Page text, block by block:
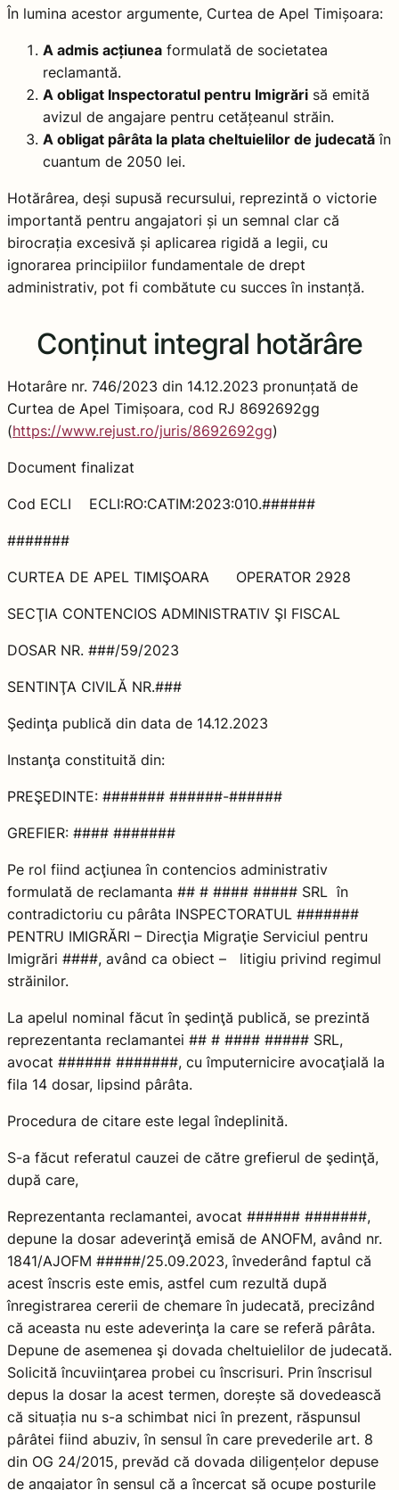
În lumina acestor argumente, Curtea de Apel Timișoara:
A admis acțiunea formulată de societatea
reclamantă.
A obligat Inspectoratul pentru Imigrări să emită
avizul de angajare pentru cetățeanul străin.
A obligat pârâta la plata cheltuielilor de judecată în
cuantum de 2050 lei.
Hotărârea, deși supusă recursului, reprezintă o victorie
importantă pentru angajatori și un semnal clar că
birocrația excesivă și aplicarea rigidă a legii, cu
ignorarea principiilor fundamentale de drept
administrativ, pot fi combătute cu succes în instanță.
Conținut integral hotărâre
Hotarâre nr. 746/2023 din 14.12.2023 pronunțată de
Curtea de Apel Timișoara, cod RJ 8692692gg
(https://www.rejust.ro/juris/8692692gg)
Document finalizat
Cod ECLI ECLI:RO:CATIM:2023:010.######
#######
CURTEA DE APEL TIMIŞOARA OPERATOR 2928
SECŢIA CONTENCIOS ADMINISTRATIV ŞI FISCAL
DOSAR NR. ###/59/2023
SENTINŢA CIVILĂ NR.###
Şedinţa publică din data de 14.12.2023
Instanţa constituită din:
PREŞEDINTE: ####### ######-######
GREFIER: #### #######
Pe rol fiind acţiunea în contencios administrativ
formulată de reclamanta ## # #### ##### SRL în
contradictoriu cu pârâta INSPECTORATUL #######
PENTRU IMIGRĂRI – Direcţia Migraţie Serviciul pentru
Imigrări ####, având ca obiect – litigiu privind regimul
străinilor.
La apelul nominal făcut în şedinţă publică, se prezintă
reprezentanta reclamantei ## # #### ##### SRL,
avocat ###### #######, cu împuternicire avocaţială la
fila 14 dosar, lipsind pârâta.
Procedura de citare este legal îndeplinită.
S-a făcut referatul cauzei de către grefierul de şedinţă,
după care,
Reprezentanta reclamantei, avocat ###### #######,
depune la dosar adeverinţă emisă de ANOFM, având nr.
1841/AJOFM #####/25.09.2023, învederând faptul că
acest înscris este emis, astfel cum rezultă după
înregistrarea cererii de chemare în judecată, precizând
că aceasta nu este adeverinţa la care se referă pârâta.
Depune de asemenea şi dovada cheltuielilor de judecată.
Solicită încuviinţarea probei cu înscrisuri. Prin înscrisul
depus la dosar la acest termen, dorește să dovedească
că situația nu s-a schimbat nici în prezent, răspunsul
pârâtei fiind abuziv, în sensul în care prevederile art. 8
din OG 24/2015, prevăd că dovada diligențelor depuse
de angajator în sensul că a încercat să ocupe posturile